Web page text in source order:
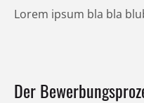
Lorem ipsum bla bla
Der